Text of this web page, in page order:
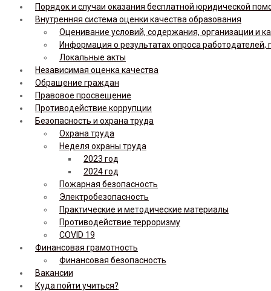
Порядок и случаи оказания бесплатной юридической
Внутренняя система оценки качества образования
Оценивание условий, содержания, организации и
Информация о результатах опроса
Локальные акты
Независимая оценка качества
Обращение граждан
Правовое просвещение
Противодействие коррупции
Безопасность и охрана труда
Охрана труда
Неделя охраны труда
2023 год
2024 год
Пожарная безопасность
Электробезопасность
Практические и методические материалы
Противодействие терроризму
COVID 19
Финансовая грамотность
Финансовая безопасность
Вакансии
Куда пойти учиться?